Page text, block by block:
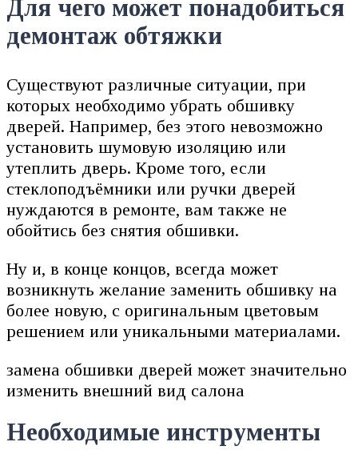
Для чего может понадобиться
демонтаж обтяжки
Существуют различные ситуации, при
которых необходимо убрать обшивку
дверей. Например, без этого невозможно
установить шумовую изоляцию или
утеплить дверь. Кроме того, если
стеклоподъёмники или ручки дверей
нуждаются в ремонте, вам также не
обойтись без снятия обшивки.
Ну и, в конце концов, всегда может
возникнуть желание заменить обшивку на
более новую, с оригинальным цветовым
решением или уникальными материалами.
замена обшивки дверей может значительно
изменить внешний вид салона
Необходимые инструменты